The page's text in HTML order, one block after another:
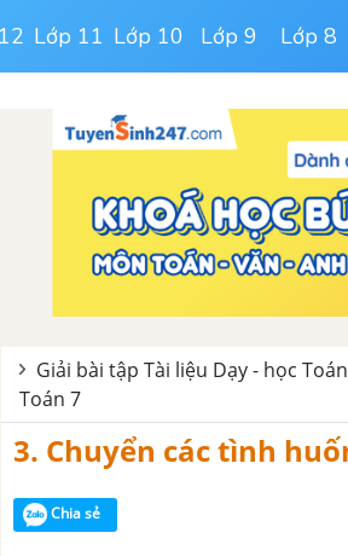
Lớp 11 Lớp 10 Lớp 9 Lớp 8
Giải bài tập Tài liệu Dạy - học
Toán 7
3. Chuyển các tình
Chia sẻ